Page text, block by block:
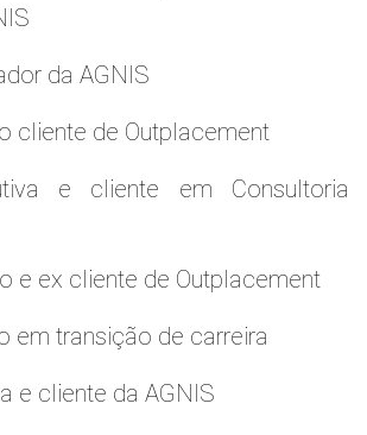
da AGNIS
cliente de Outplacement
e cliente em Consultoria
e ex cliente de Outplacement
em transição de carreira
e cliente da AGNIS